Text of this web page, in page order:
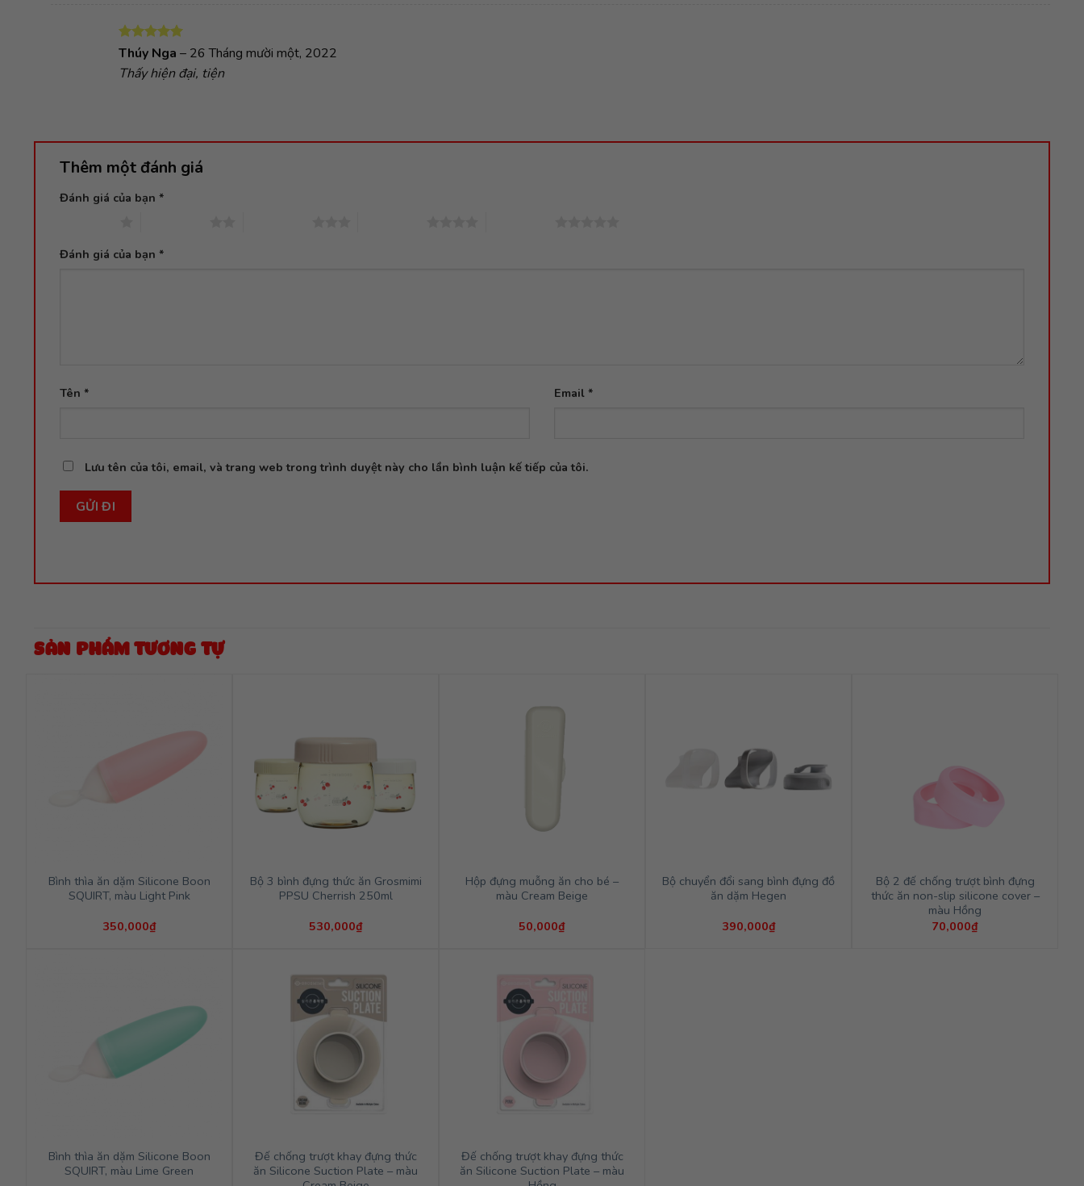
Được xếp
hạng
5
sao
Thúy Nga – 26 Tháng mười một, 2022
Thấy hiện đại, tiện
Thêm một đánh giá
Đánh giá của bạn *
Đánh giá của bạn *
Tên * Email *
Lưu tên của tôi, email, và trang web trong trình duyệt này cho lần bình luận kế tiếp của tôi.
SẢN PHẨM TƯƠNG TỰ
Bình thìa ăn dặm Silicone Boon
SQUIRT, màu Light Pink
350,000₫
Bộ 3 bình đựng thức ăn Grosmimi
PPSU Cherrish 250ml
530,000₫
Hộp đựng muỗng ăn cho bé –
màu Cream Beige
50,000₫
Bộ chuyển đổi sang bình đựng đồ
ăn dặm Hegen
390,000₫
Bộ 2 đế chống trượt bình đựng
thức ăn non-slip silicone cover –
màu Hồng
70,000₫
Bình thìa ăn dặm Silicone Boon
SQUIRT, màu Lime Green
Đế chống trượt khay đựng thức
ăn Silicone Suction Plate – màu
Đế chống trượt khay đựng thức
ăn Silicone Suction Plate – màu